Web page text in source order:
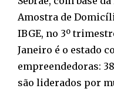
Amostra de
IBGE, no 3º
Janeiro é o estado
empreendedoras:
são liderados por